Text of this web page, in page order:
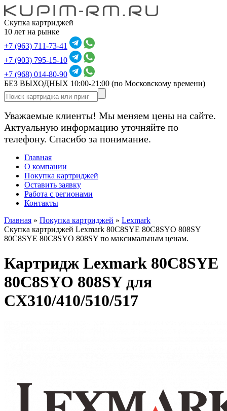
Скупка картриджей
10 лет на рынке
+7 (963) 711-73-41
+7 (903) 795-15-10
+7 (968) 014-80-90
БЕЗ ВЫХОДНЫХ 10:00-21:00 (по Московскому времени)
Уважаемые клиенты! Мы меняем цены на сайте.
Актуальную информацию уточняйте по
телефону. Спасибо за понимание.
Главная
О компании
Покупка картриджей
Оставить заявку
Работа с регионами
Контакты
Главная » Покупка картриджей » Lexmark
Скупка картриджей Lexmark 80C8SYE 80C8SYO 808SY
80C8SYE 80C8SYO 808SY по максимальным ценам.
Картридж Lexmark 80C8SYE
80C8SYO 808SY для
CX310/410/510/517